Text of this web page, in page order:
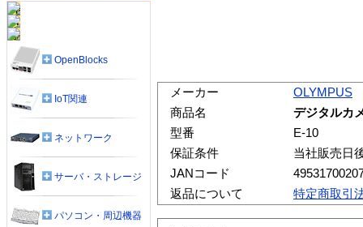
メーカー
OLYMPUS
商品名
デジタルカ
型番
E-10
保証条件
当社販売日
JANコード
返品について
特定商取引
OpenBlocks
IoT関連
ネットワーク
サーバ・ストレージ
パソコン・周辺機器